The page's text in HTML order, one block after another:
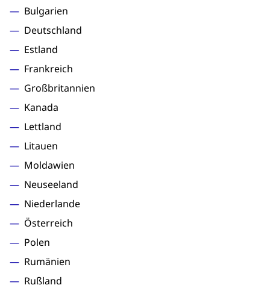
Bulgarien
Deutschland
Estland
Frankreich
Großbritannien
Kanada
Lettland
Litauen
Moldawien
Neuseeland
Niederlande
Österreich
Polen
Rumänien
Rußland